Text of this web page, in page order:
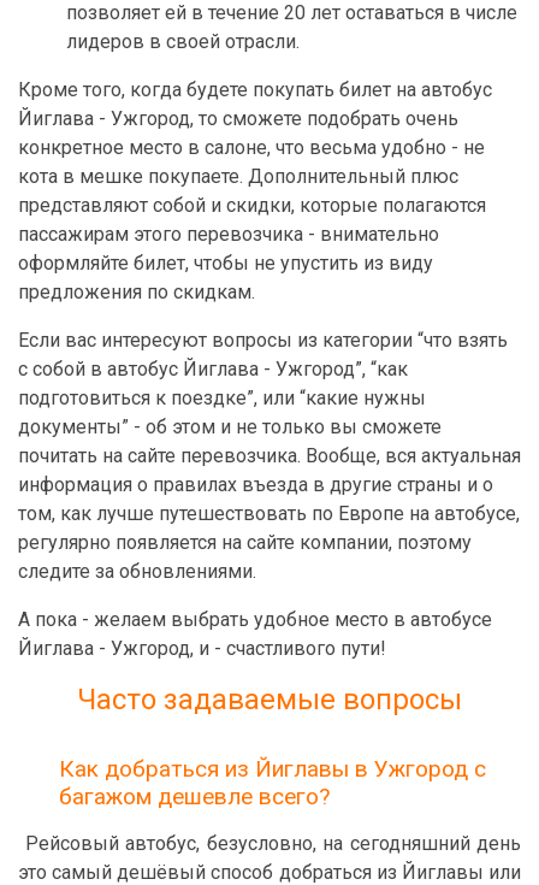
позволяет ей в течение 20 лет оставаться в числе
лидеров в своей отрасли.
Кроме того, когда будете покупать билет на автобус
Йиглава - Ужгород, то сможете подобрать очень
конкретное место в салоне, что весьма удобно - не
кота в мешке покупаете. Дополнительный плюс
представляют собой и скидки, которые полагаются
пассажирам этого перевозчика - внимательно
оформляйте билет, чтобы не упустить из виду
предложения по скидкам.
Если вас интересуют вопросы из категории “что взять
с собой в автобус Йиглава - Ужгород”, “как
подготовиться к поездке”, или “какие нужны
документы” - об этом и не только вы сможете
почитать на сайте перевозчика. Вообще, вся актуальная
информация о правилах въезда в другие страны и о
том, как лучше путешествовать по Европе на автобусе,
регулярно появляется на сайте компании, поэтому
следите за обновлениями.
А пока - желаем выбрать удобное место в автобусе
Йиглава - Ужгород, и - счастливого пути!
Часто задаваемые вопросы
Как добраться из Йиглавы в Ужгород с
багажом дешевле всего?
Рейсовый автобус, безусловно, на сегодняшний день
это самый дешёвый способ добраться из Йиглавы или